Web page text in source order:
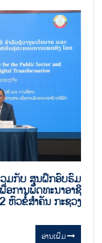
ວມກັບ ສູນຝຶກອົບຮົມ
ອການພັດທະນາອາຊີ
ຫົວຂໍ້ສຳຄັນ ກະຊວງ
ອ່ານ​ເພີ່ມ